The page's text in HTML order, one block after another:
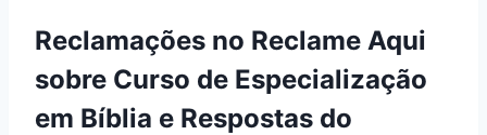
Reclamações no Reclame Aqui
sobre Curso de Especialização
em Bíblia e Respostas do